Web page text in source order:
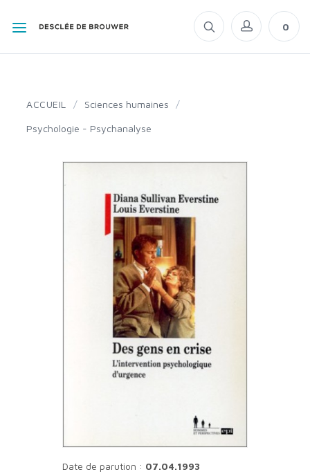
0
ACCUEIL / Sciences humaines /
Psychologie - Psychanalyse
Date de parution : 07.04.1993